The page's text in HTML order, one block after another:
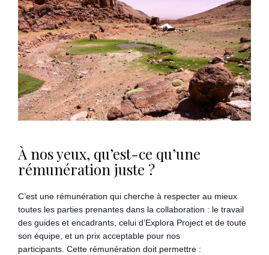
À nos yeux, qu’est-ce qu’une
rémunération juste ?
C’est une rémunération qui cherche à respecter au mieux
toutes les parties prenantes dans la collaboration : le travail
des guides et encadrants, celui d’Explora Project et de toute
son équipe, et un prix acceptable pour nos
participants. Cette rémunération doit permettre :